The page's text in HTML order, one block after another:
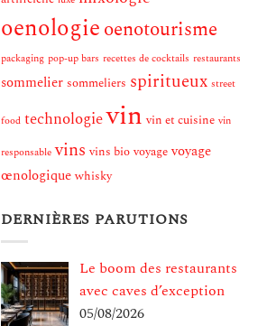
oenologieoenotourisme
packaging pop-up bars recettes de cocktails restaurants
sommelier sommeliers spiritueux street
food technologievin vin et cuisine vin
responsable vins vins bio voyage voyage
œnologique whisky
DERNIÈRES PARUTIONS
Le boom des restaurants
avec caves d’exception
05/08/2026